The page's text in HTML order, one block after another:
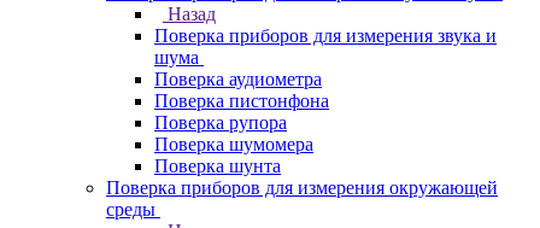
Назад
Поверка приборов для измерения звука и
шума
Поверка аудиометра
Поверка пистонфона
Поверка рупора
Поверка шумомера
Поверка шунта
Поверка приборов для измерения окружающей
среды